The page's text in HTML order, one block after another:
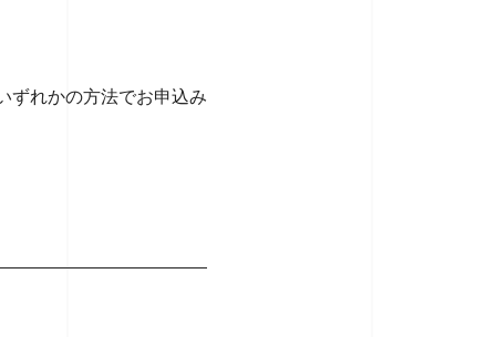
ずれかの方法でお申込み